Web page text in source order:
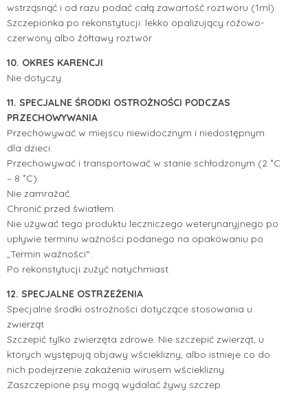
wstrząsnąć i od razu podać całą zawartość roztworu (1ml).
Szczepionka po rekonstytucji: lekko opalizujący róźowo-
czerwony albo źółtawy roztwór
10. OKRES KARENCJI
Nie dotyczy
11. SPECJALNE ŚRODKI OSTROŻNOŚCI PODCZAS
PRZECHOWYWANIA
Przechowywać w miejscu niewidocznym i niedostępnym
dla dzieci.
Przechowywać i transportować w stanie schłodzonym (2 ˚C
– 8 ˚C).
Nie zamrażać.
Chronić przed światłem.
Nie używać tego produktu leczniczego weterynaryjnego po
upływie terminu ważności podanego na opakowaniu po
„Termin ważności“.
Po rekonstytucji zużyć natychmiast.
12. SPECJALNE OSTRZEŻENIA
Specjalne środki ostrożności dotyczące stosowania u
zwierząt
Szczepić tylko zwierzęta zdrowe. Nie szczepić zwierząt, u
których występują objawy wścieklizny, albo istnieje co do
nich podejrzenie zakażenia wirusem wścieklizny.
Zaszczepione psy mogą wydalać żywy szczep